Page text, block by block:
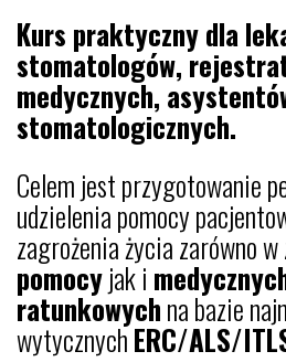
Kurs praktyczny dla
stomatologów,
medycznych,
stomatologicznych.
Celem jest przygotowanie
udzielenia pomocy
zagrożenia życia zarówno
pomocyjak i
ratunkowychna bazie
wytycznychERC/ALS/